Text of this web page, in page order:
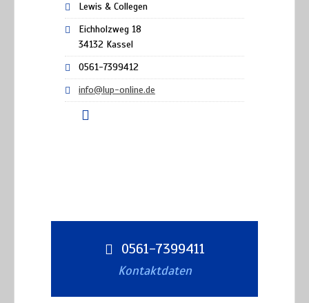
Lewis & Collegen
Eichholzweg 18
34132 Kassel
0561-7399412
info@lup-online.de
0561-7399411
Kontaktdaten